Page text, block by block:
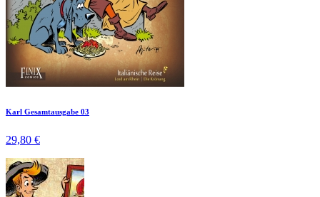
Karl Gesamtausgabe 03
29,80 €